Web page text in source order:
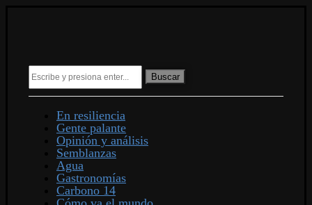
Buscar
En resiliencia
Gente palante
Opinión y análisis
Semblanzas
Agua
Gastronomías
Carbono 14